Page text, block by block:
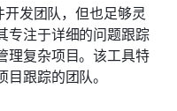
发团队，但也足够灵
专注于详细的问题跟踪
理复杂项目。该工具特
跟踪的团队。